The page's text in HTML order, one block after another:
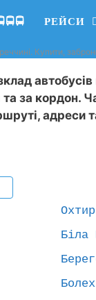
РЕЙСИ
Купити,
автобусів
за кордон.
адреси
Біла